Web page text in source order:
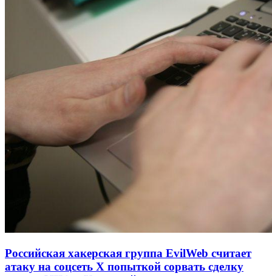
Российская хакерская группа EvilWeb считает
атаку на соцсеть Х попыткой сорвать сделку